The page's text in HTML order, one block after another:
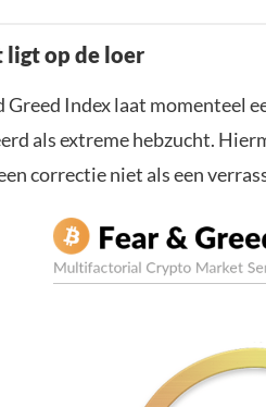
ligt op de loer
Greed Index laat momenteel
als extreme hebzucht.
correctie niet als een